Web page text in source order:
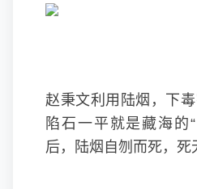
赵秉文利用陆烟，下
陷石一平就是藏海的
后，陆烟自刎而死，死